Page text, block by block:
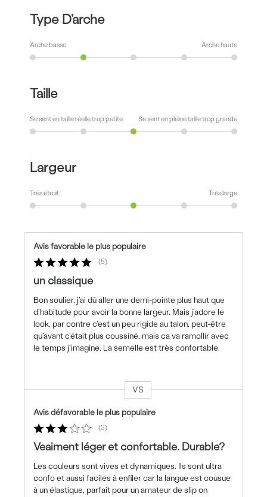
Type D'arche
Arche basse Arche haute
Taille
Se sent en taille réelle trop petite Se sent en pleine taille trop grande
Largeur
Très étroit Très large
Avis favorable le plus populaire
5
un classique
Bon soulier, j'ai dû aller une demi-pointe plus haut que
d'habitude pour avoir la bonne largeur. Mais j'adore le
look, par contre c'est un peu rigide au talon, peut-être
qu'avant c'était plus coussiné, mais ca va ramollir avec
le temps j'imagine. La semelle est très confortable.
sur
les
VS
Avis défavorable le plus populaire
3
Veaiment léger et confortable. Durable?
Les couleurs sont vives et dynamiques. Ils sont ultra
confo et aussi faciles à enfiler car la langue est cousue
à un élastique, parfait pour un amateur de slip on